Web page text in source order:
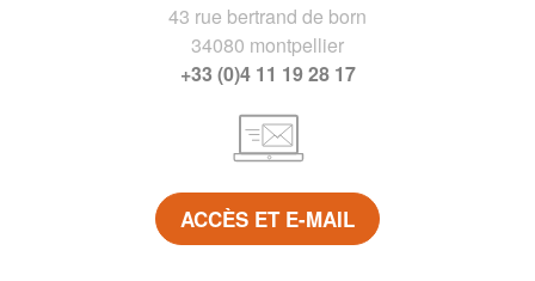
43 rue bertrand de born
34080 montpellier
+33 (0)4 11 19 28 17
ACCÈS ET E-MAIL